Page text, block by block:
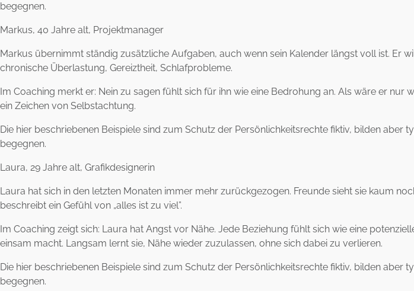
begegnen.
Markus, 40 Jahre alt, Projektmanager
Markus übernimmt ständig zusätzliche Aufgaben, auch wenn sein Kalender längst voll ist. Er
chronische Überlastung, Gereiztheit, Schlafprobleme.
Im Coaching merkt er: Nein zu sagen fühlt sich für ihn wie eine Bedrohung an. Als wäre er
ein Zeichen von Selbstachtung.
Die hier beschriebenen Beispiele sind zum Schutz der Persönlichkeitsrechte fiktiv, bilden
begegnen.
Laura, 29 Jahre alt, Grafikdesignerin
Laura hat sich in den letzten Monaten immer mehr zurückgezogen. Freunde sieht sie kaum
beschreibt ein Gefühl von „alles ist zu viel”.
Im Coaching zeigt sich: Laura hat Angst vor Nähe. Jede Beziehung fühlt sich wie eine
einsam macht. Langsam lernt sie, Nähe wieder zuzulassen, ohne sich dabei zu verlieren.
Die hier beschriebenen Beispiele sind zum Schutz der Persönlichkeitsrechte fiktiv, bilden
begegnen.